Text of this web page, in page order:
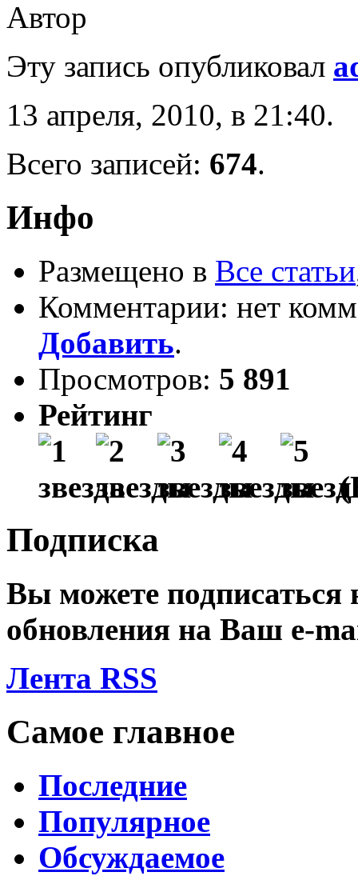
Эту запись опубликовал
13 апреля, 2010, в 21:40.
Всего записей: 674.
Инфо
Размещено в Все статьи
Комментарии: нет
Добавить.
Просмотров: 5 891
Рейтинг
Подписка
Вы можете подписаться
обновления на Ваш e-
Лента RSS
Самое главное
Последние
Популярное
Обсуждаемое